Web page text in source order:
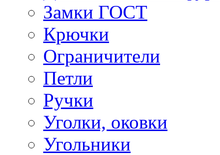
Замки ГОСТ
Крючки
Ограничители
Петли
Ручки
Уголки, оковки
Угольники